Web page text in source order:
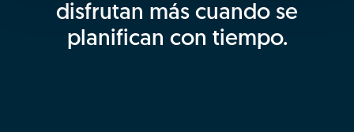
disfrutan más cuando se
planifican con tiempo.